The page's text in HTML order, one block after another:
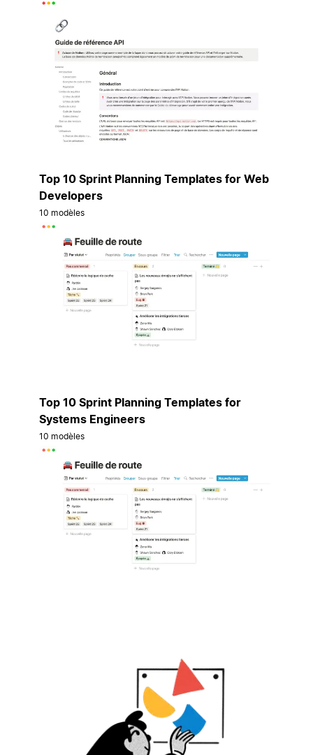
Top 10 Sprint Planning Templates for Web
Developers
10 modèles
Top 10 Sprint Planning Templates for
Systems Engineers
10 modèles